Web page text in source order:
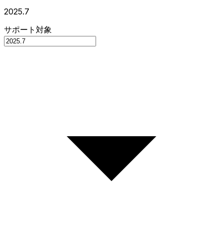
2025.7
サポート対象